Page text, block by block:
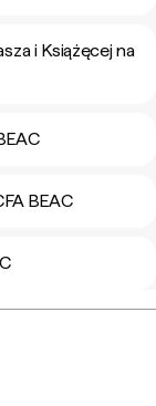
i Książęcej na
BEAC